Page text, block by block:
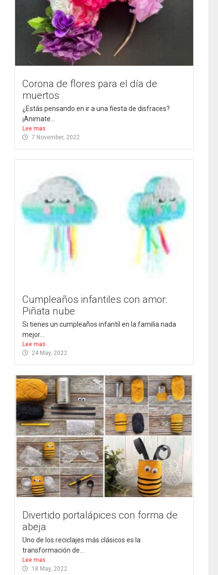
Corona de flores para el día de
muertos
¿Estás pensando en ir a una fiesta de disfraces?
¡Animate...
Lee mas
7 November, 2022
Cumpleaños infantiles con amor:
Piñata nube
Si tienes un cumpleaños infantil en la familia nada
mejor...
Lee mas
24 May, 2022
Divertido portalápices con forma de
abeja
Uno de los reciclajes más clásicos es la
transformación de...
Lee mas
18 May, 2022